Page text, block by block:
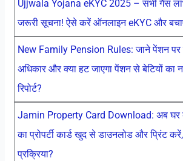
Ujjwala Yojana eKYC 2025 – सभी गैस
जरूरी सूचना! ऐसे करें ऑनलाइन eKYC और
New Family Pension Rules: जाने पेंशन पर
अधिकार और क्या हट जाएगा पेंशन से बेटियों का
रिपोर्ट?
Jamin Property Card Download: अब घर
का प्रोपर्टी कार्ड खुद से डाउनलोड और प्रिंट
प्रक्रिया?